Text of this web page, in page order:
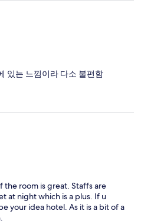
있는 느낌이라 다소 불편함
the room is great. Staffs are
at night which is a plus. If u
your idea hotel. As it is a bit of a